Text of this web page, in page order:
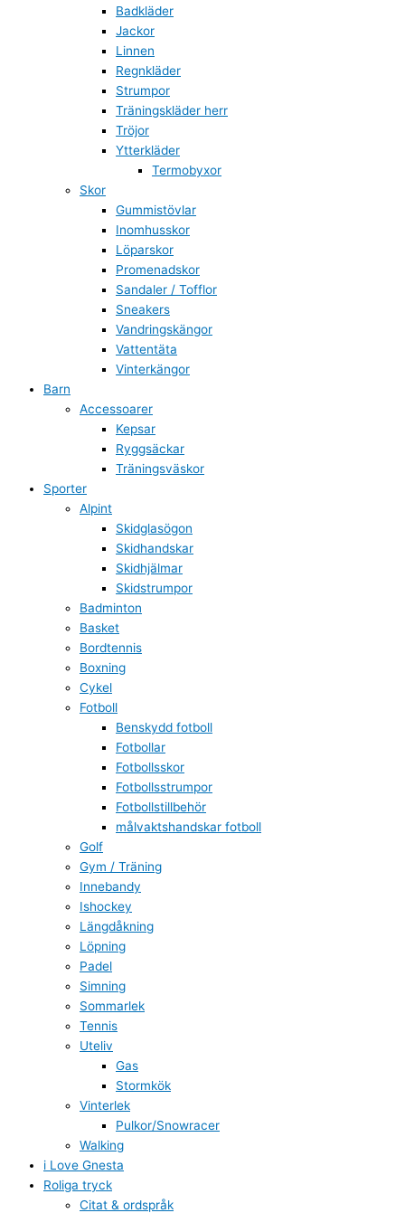
Badkläder
Jackor
Linnen
Regnkläder
Strumpor
Träningskläder herr
Tröjor
Ytterkläder
Termobyxor
Skor
Gummistövlar
Inomhusskor
Löparskor
Promenadskor
Sandaler / Tofflor
Sneakers
Vandringskängor
Vattentäta
Vinterkängor
Barn
Accessoarer
Kepsar
Ryggsäckar
Träningsväskor
Sporter
Alpint
Skidglasögon
Skidhandskar
Skidhjälmar
Skidstrumpor
Badminton
Basket
Bordtennis
Boxning
Cykel
Fotboll
Benskydd fotboll
Fotbollar
Fotbollsskor
Fotbollsstrumpor
Fotbollstillbehör
målvaktshandskar fotboll
Golf
Gym / Träning
Innebandy
Ishockey
Längdåkning
Löpning
Padel
Simning
Sommarlek
Tennis
Uteliv
Gas
Stormkök
Vinterlek
Pulkor/Snowracer
Walking
i Love Gnesta
Roliga tryck
Citat & ordspråk